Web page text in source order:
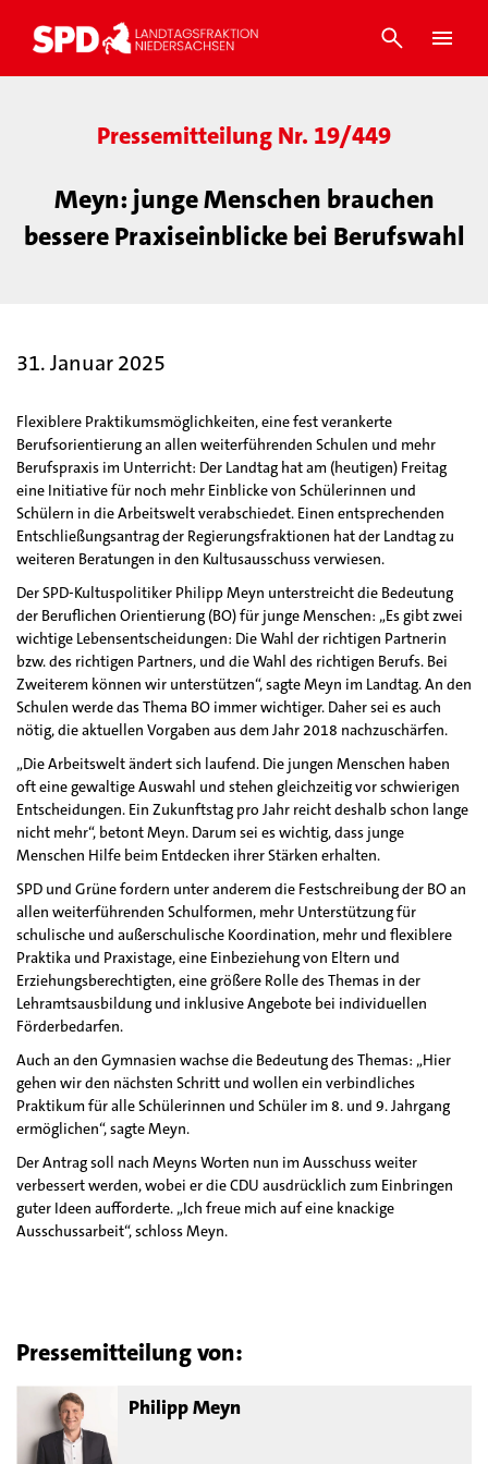
Pressemitteilung Nr. 19/449
Meyn: junge Menschen brauchen
bessere Praxiseinblicke bei Berufswahl
31. Januar 2025
Flexiblere Praktikumsmöglichkeiten, eine fest verankerte
Berufsorientierung an allen weiterführenden Schulen und mehr
Berufspraxis im Unterricht: Der Landtag hat am (heutigen) Freitag
eine Initiative für noch mehr Einblicke von Schülerinnen und
Schülern in die Arbeitswelt verabschiedet. Einen entsprechenden
Entschließungsantrag der Regierungsfraktionen hat der Landtag zu
weiteren Beratungen in den Kultusausschuss verwiesen.
Der SPD-Kultuspolitiker Philipp Meyn unterstreicht die Bedeutung
der Beruflichen Orientierung (BO) für junge Menschen: „Es gibt zwei
wichtige Lebensentscheidungen: Die Wahl der richtigen Partnerin
bzw. des richtigen Partners, und die Wahl des richtigen Berufs. Bei
Zweiterem können wir unterstützen“, sagte Meyn im Landtag. An den
Schulen werde das Thema BO immer wichtiger. Daher sei es auch
nötig, die aktuellen Vorgaben aus dem Jahr 2018 nachzuschärfen.
„Die Arbeitswelt ändert sich laufend. Die jungen Menschen haben
oft eine gewaltige Auswahl und stehen gleichzeitig vor schwierigen
Entscheidungen. Ein Zukunftstag pro Jahr reicht deshalb schon lange
nicht mehr“, betont Meyn. Darum sei es wichtig, dass junge
Menschen Hilfe beim Entdecken ihrer Stärken erhalten.
SPD und Grüne fordern unter anderem die Festschreibung der BO an
allen weiterführenden Schulformen, mehr Unterstützung für
schulische und außerschulische Koordination, mehr und flexiblere
Praktika und Praxistage, eine Einbeziehung von Eltern und
Erziehungsberechtigten, eine größere Rolle des Themas in der
Lehramtsausbildung und inklusive Angebote bei individuellen
Förderbedarfen.
Auch an den Gymnasien wachse die Bedeutung des Themas: „Hier
gehen wir den nächsten Schritt und wollen ein verbindliches
Praktikum für alle Schülerinnen und Schüler im 8. und 9. Jahrgang
ermöglichen“, sagte Meyn.
Der Antrag soll nach Meyns Worten nun im Ausschuss weiter
verbessert werden, wobei er die CDU ausdrücklich zum Einbringen
guter Ideen aufforderte. „Ich freue mich auf eine knackige
Ausschussarbeit“, schloss Meyn.
Pressemitteilung von:
Philipp Meyn